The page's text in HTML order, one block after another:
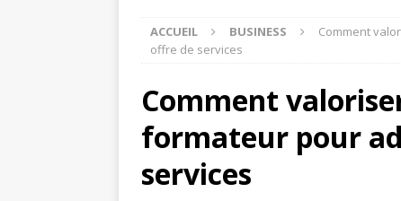
ACCUEIL BUSINESS
Comment
offre de services
Comment
formateur pour
services